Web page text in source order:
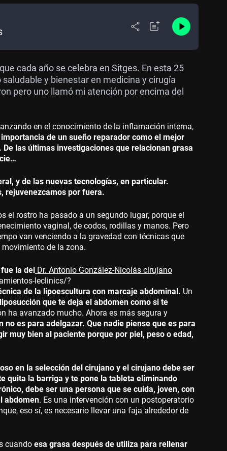
cada año se celebra en Sitges. En esta 25
y bienestar en medicina y cirugía
pero uno llamó mi atención por encima del
en el conocimiento de la inflamación interna,
importancia de un sueño reparador como el mejor
las últimas investigaciones que relacionan grasa
y de las nuevas tecnologías, en particular.
rejuvenezcamos por fuera.
el rostro ha pasado a un segundo lugar, porque el
vaginal, de codos, rodillas y manos. Pero
van venciendo a la gravedad con técnicas que
de la zona.
la del Dr. Antonio González-Nicolás cirujano
leclinics/?
de la lipoescultura con marcaje abdominal. Un
que te deja el abdomen como si te
ha avanzado mucho. Ahora es más segura y
no es para adelgazar. Que nadie piense que es para
muy bien al paciente porque por piel, peso o edad,
en la selección del cirujano y el cirujano debe ser
quita la barriga y te pone la tableta eliminando
debe ser una persona que se cuida, joven, con
abdomen. Es una intervención con un postoperatorio
eso sí, es necesario llevar una faja alrededor de
cuando esa grasa después de utiliza para rellenar